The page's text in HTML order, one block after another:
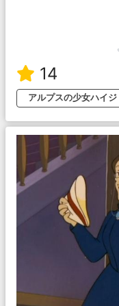
14
アルプスの少女ハイジ